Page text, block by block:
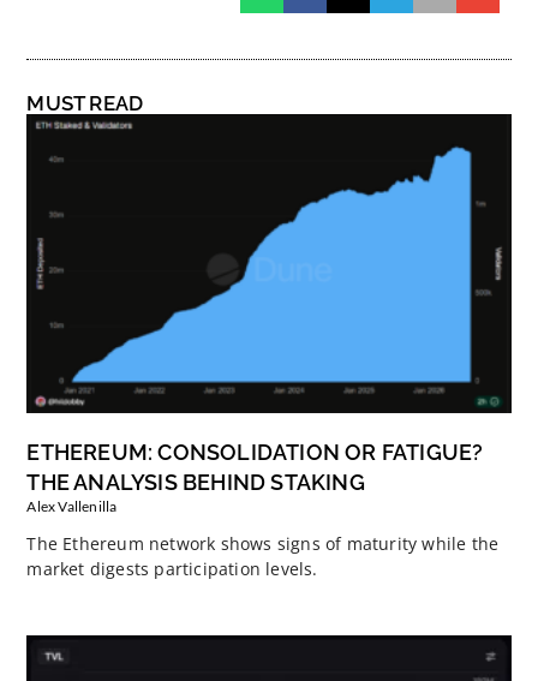
MUST READ
ETHEREUM: CONSOLIDATION OR FATIGUE?
THE ANALYSIS BEHIND STAKING
Alex Vallenilla
The Ethereum network shows signs of maturity while the
market digests participation levels.